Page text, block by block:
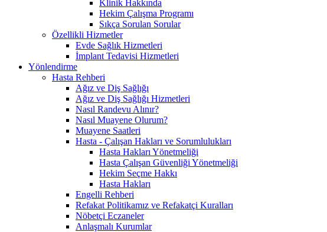
Klinik Hakkında
Hekim Çalışma Programı
Sıkça Sorulan Sorular
Özellikli Hizmetler
Evde Sağlık Hizmetleri
İmplant Tedavisi Hizmetleri
Yönlendirme
Hasta Rehberi
Ağız ve Diş Sağlığı
Ağız ve Diş Sağlığı Hizmetleri
Nasıl Randevu Alınır?
Nasıl Muayene Olurum?
Muayene Saatleri
Hasta - Çalışan Hakları ve Sorumlulukları
Hasta Hakları Yönetmeliği
Hasta Çalışan Güvenliği Yönetmeliği
Hekim Seçme Hakkı
Hasta Hakları
Engelli Rehberi
Refakat Politikamız ve Refakatçi Kuralları
Nöbetçi Eczaneler
Anlaşmalı Kurumlar